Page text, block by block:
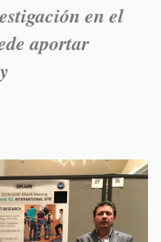
en el
aportar